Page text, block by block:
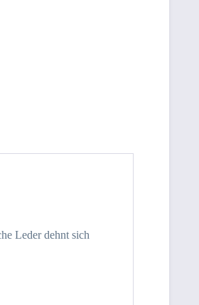
Leder dehnt sich